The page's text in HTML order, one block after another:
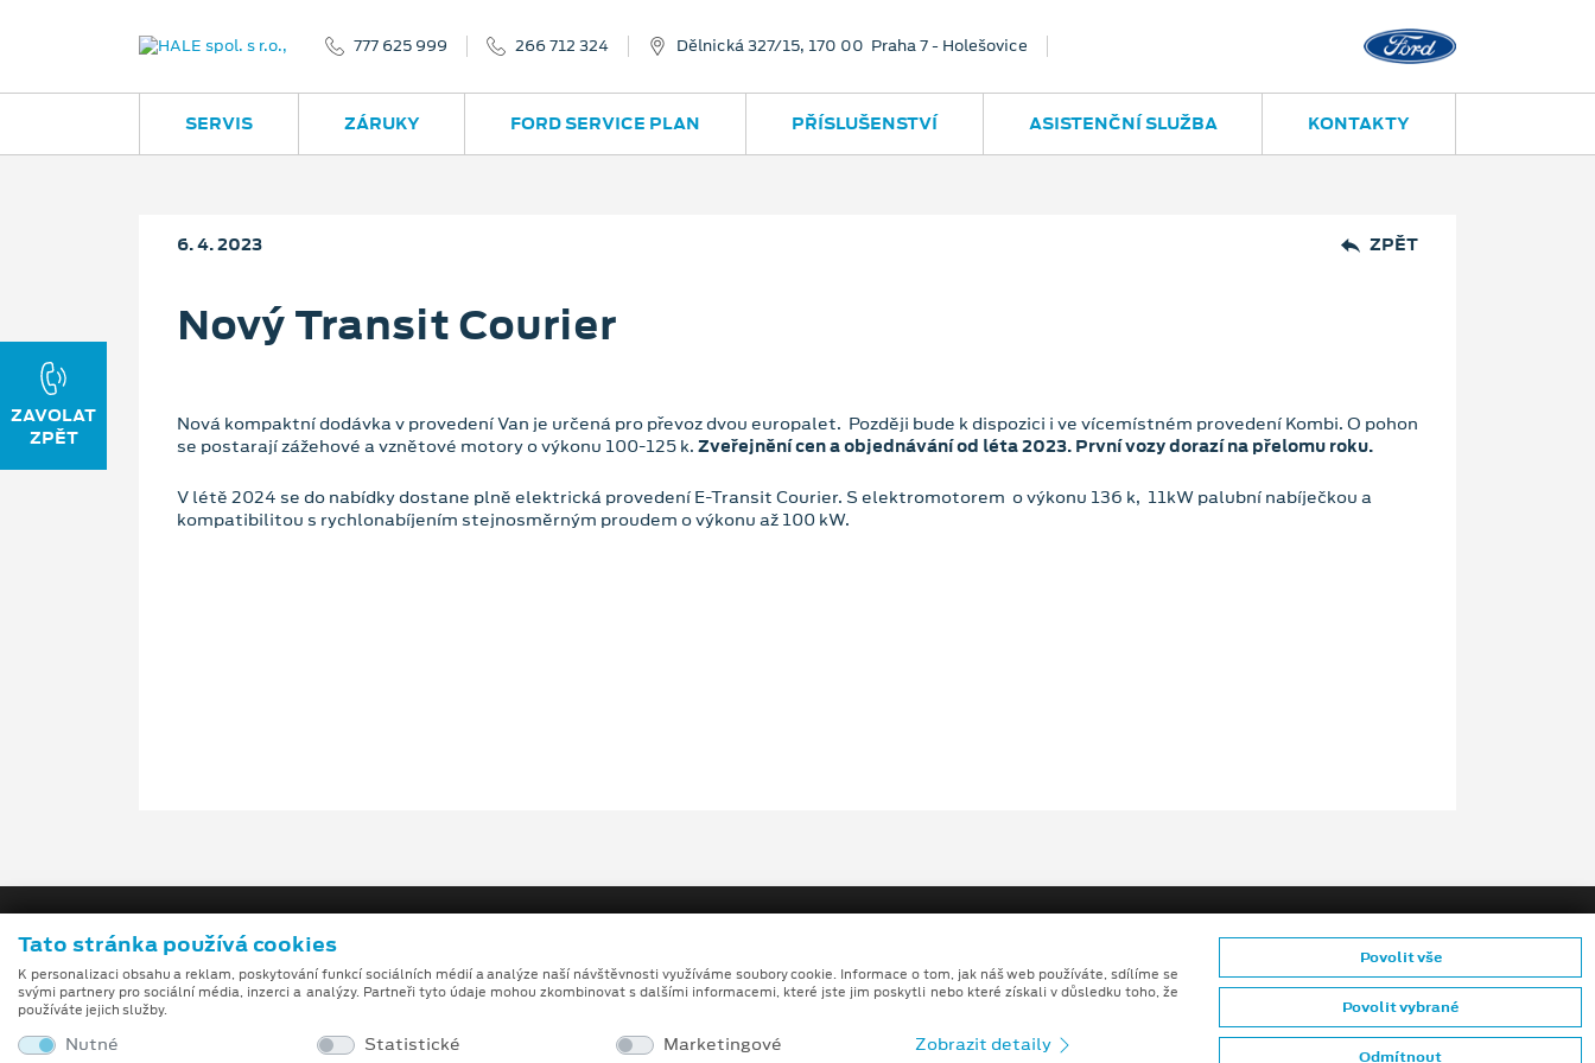
777 625 999 266 712 324 Dělnická 327/15, 170 00 Praha 7 - Holešovice
SERVIS ZÁRUKY FORD SERVICE PLAN PŘÍSLUŠENSTVÍ ASISTENČNÍ SLUŽBA KONTAKTY
6. 4. 2023 ZPĚT
Nový Transit Courier
Nová kompaktní dodávka v provedení Van je určená pro převoz dvou europalet. Později bude k dispozici i ve vícemístném provedení Kombi. O pohon
se postarají zážehové a vznětové motory o výkonu 100-125 k. Zveřejnění cen a objednávání od léta 2023. První vozy dorazí na přelomu roku.
V létě 2024 se do nabídky dostane plně elektrická provedení E-Transit Courier. S elektromotorem o výkonu 136 k, 11kW palubní nabíječkou a
kompatibilitou s rychlonabíjením stejnosměrným proudem o výkonu až 100 kW.
Copyright ©2026 HALE spol. s r.o.
Obchodní podmínky
Ochrana osobních údajů Prohlášení o zpracování údajů konečných zákazníků
ZAVOLAT
ZPĚT
Tato stránka používá cookies
K personalizaci obsahu a reklam, poskytování funkcí sociálních médií a analýze naší návštěvnosti využíváme soubory cookie. Informace o tom, jak náš web používáte, sdílíme se
svými partnery pro sociální média, inzerci a analýzy. Partneři tyto údaje mohou zkombinovat s dalšími informacemi, které jste jim poskytli nebo které získali v důsledku toho, že
používáte jejich služby.
Nutné Statistické Marketingové Zobrazit detaily
Odmítnout
Povolit vybrané
Povolit vše